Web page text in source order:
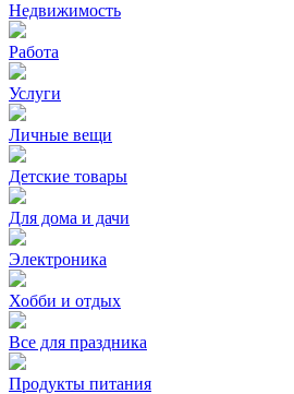
Недвижимость
Работа
Услуги
Личные вещи
Детские товары
Для дома и дачи
Электроника
Хобби и отдых
Все для праздника
Продукты питания